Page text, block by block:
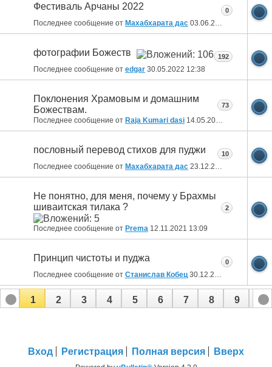
Фестиваль Арчаны 2022
Последнее сообщение от Махабхарата дас 03.06.2022
0
фотографии Божеств
Последнее сообщение от edgar 30.05.2022 12:38
192
Поклонения Храмовым и домашним
Божествам.
Последнее сообщение от Raja Kumari dasi 14.05.2022
73
пословный перевод стихов для пуджи
Последнее сообщение от Махабхарата дас 23.12.2021
10
Не понятно, для меня, почему у Брахмы
шиваитская тилака ?
Последнее сообщение от Prema 12.11.2021 13:09
2
Принцип чистоты и пуджа
Последнее сообщение от Станислав Кобец30.12.2019
0
1 2 3 4 5 6 7 8 9 10
Вход Регистрация Полная версия Вверх